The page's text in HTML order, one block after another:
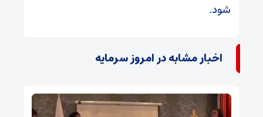
شود.
اخبار مشابه در امروز سرمایه